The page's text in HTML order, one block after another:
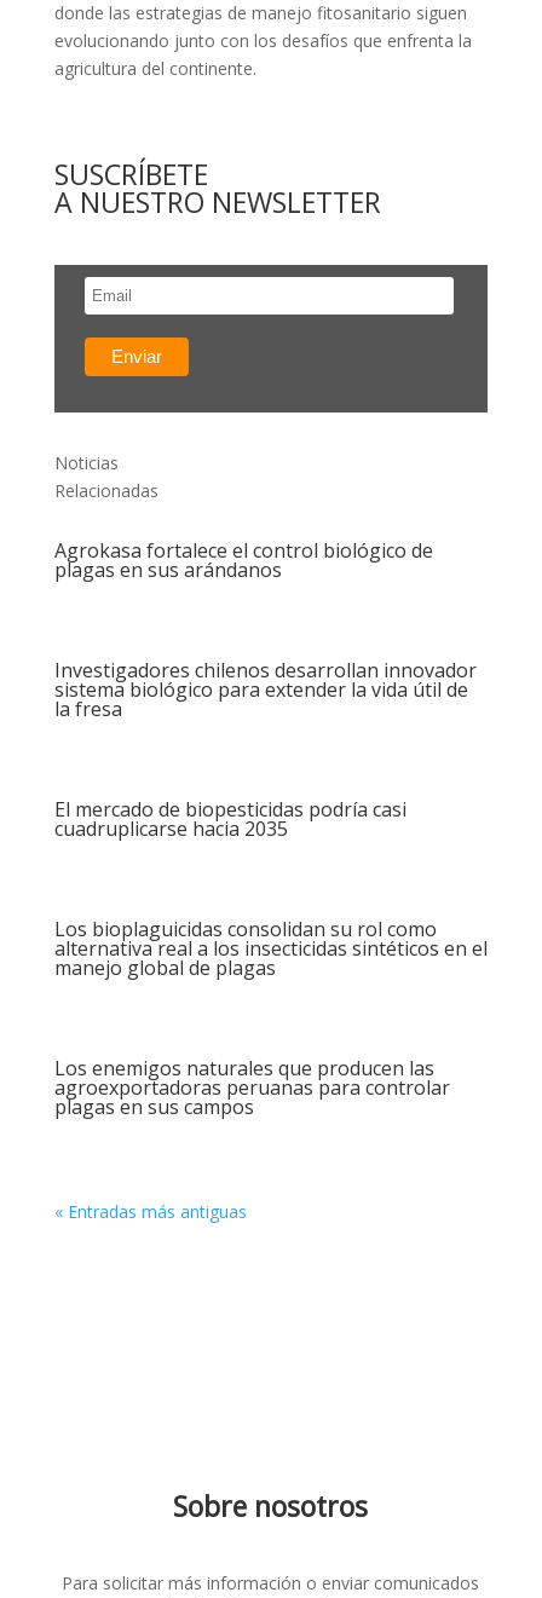
donde las estrategias de manejo fitosanitario siguen
evolucionando junto con los desafíos que enfrenta la
agricultura del continente.
SUSCRÍBETE
A NUESTRO NEWSLETTER
Noticias
Relacionadas
Agrokasa fortalece el control biológico de
plagas en sus arándanos
Investigadores chilenos desarrollan innovador
sistema biológico para extender la vida útil de
la fresa
El mercado de biopesticidas podría casi
cuadruplicarse hacia 2035
Los bioplaguicidas consolidan su rol como
alternativa real a los insecticidas sintéticos en el
manejo global de plagas
Los enemigos naturales que producen las
agroexportadoras peruanas para controlar
plagas en sus campos
« Entradas más antiguas
Sobre nosotros
Para solicitar más información o enviar comunicados